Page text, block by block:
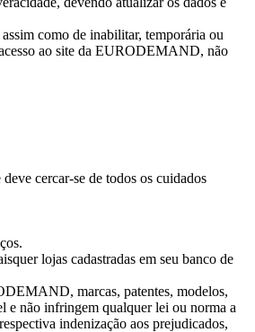
como de inabilitar, temporária ou
ao site da EURODEMAND, não
cercar-se de todos os cuidados
lojas cadastradas em seu banco de
marcas, patentes, modelos,
e não infringem qualquer lei ou norma a
indenização aos prejudicados,